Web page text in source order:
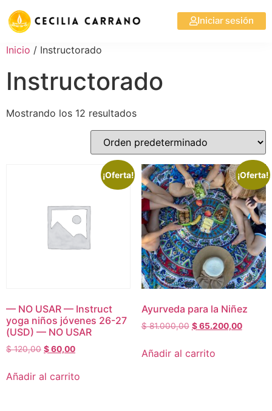
Iniciar sesión
Inicio / Instructorado
Instructorado
Mostrando los 12 resultados
¡Oferta!
— NO USAR — Instruct
yoga niños jóvenes 26-27
(USD) — NO USAR
$120,00 $60,00
Añadir al carrito
¡Oferta!
Ayurveda para la Niñez
$81.000,00 $65.200,00
Añadir al carrito